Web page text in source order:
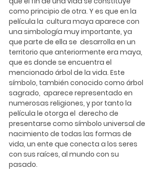
como principio de otra. Y es que en la
película la  cultura maya aparece con
una simbología muy importante, ya
que parte de ella se  desarrolla en un
territorio que anteriormente era maya,
que es donde se encuentra el
mencionado árbol de la vida. Este
símbolo, también conocido como árbol
sagrado,  aparece representado en
numerosas religiones, y por tanto la
película le otorga el  derecho de
presentarse como símbolo universal de
nacimiento de todas las formas de
vida, un ente que conecta a los seres
con sus raíces, al mundo con su
pasado.